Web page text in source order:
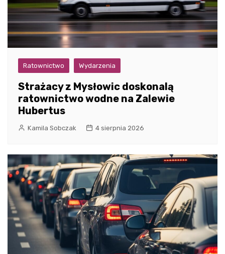
Ratownictwo Wydarzenia
Strażacy z Mysłowic doskonalą
ratownictwo wodne na Zalewie
Hubertus
Kamila Sobczak 4 sierpnia 2026